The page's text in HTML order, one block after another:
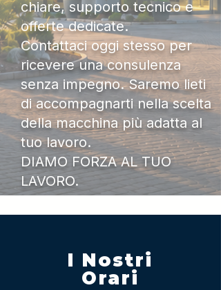
chiare, supporto tecnico e
offerte dedicate.
Contattaci oggi stesso per
ricevere una consulenza
senza impegno. Saremo lieti
di accompagnarti nella scelta
della macchina più adatta al
tuo lavoro.
DIAMO FORZA AL TUO
LAVORO.
I Nostri
Orari